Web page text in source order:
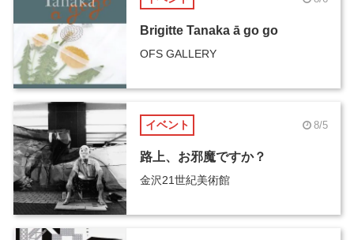
Brigitte Tanaka ā go go
OFS GALLERY
イベント 8/5
路上、お邪魔ですか？
金沢21世紀美術館